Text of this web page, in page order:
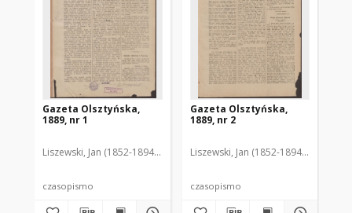
Gazeta Olsztyńska,
1889, nr 1
Liszewski, Jan (1852-1894). Red.
czasopismo
Gazeta Olsztyńska,
1889, nr 2
Liszewski, Jan (1852-1894). Red.
czasopismo